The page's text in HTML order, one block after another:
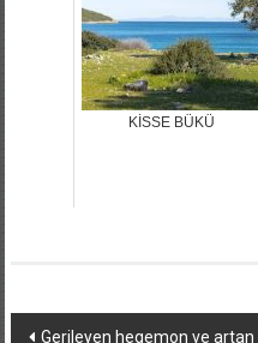
KİSSE BÜKÜ
Yazı
Gerileyen hegemon ve